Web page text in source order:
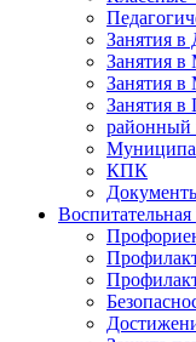
Занятия
Занятия
Занятия в
районный
КПК
Воспитательная